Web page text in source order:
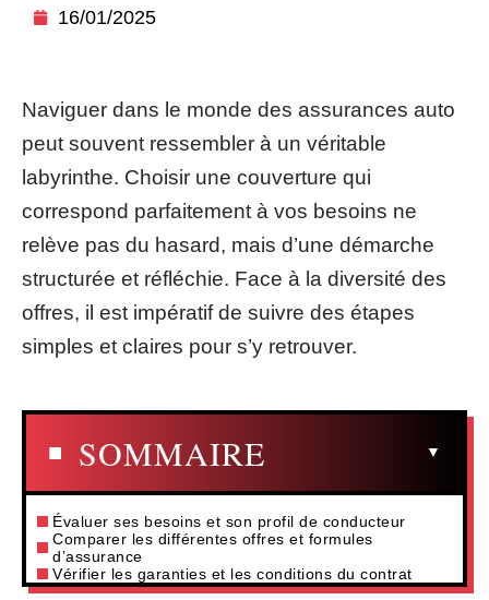
16/01/2025
Naviguer dans le monde des assurances auto
peut souvent ressembler à un véritable
labyrinthe. Choisir une couverture qui
correspond parfaitement à vos besoins ne
relève pas du hasard, mais d’une démarche
structurée et réfléchie. Face à la diversité des
offres, il est impératif de suivre des étapes
simples et claires pour s’y retrouver.
SOMMAIRE
Évaluer ses besoins et son profil de conducteur
Comparer les différentes offres et formules
d’assurance
Vérifier les garanties et les conditions du contrat